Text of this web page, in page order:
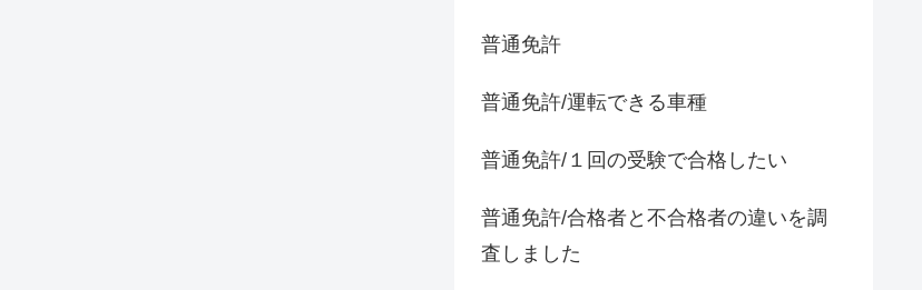
普通免許
普通免許/運転できる車種
普通免許/１回の受験で合格したい
普通免許/合格者と不合格者の違いを調
査しました